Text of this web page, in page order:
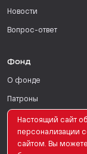
Новости
Вопрос-ответ
Фонд
О фонде
Патроны
Поддержать
Для СМИ
Настоящий сайт
персонализации
сайтом. Вы можете